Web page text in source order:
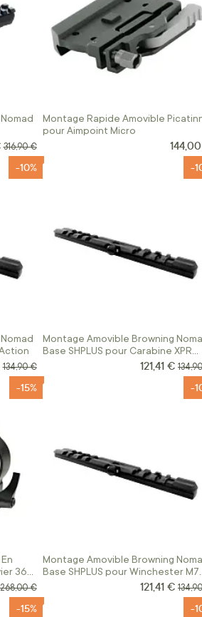
Prix normal
316,90 €
Montage Rapide Amovible
pour Aimpoint Micro
-10%
Prix normal
134,90 €
Montage Amovible Browning
Base SHPLUS pour Carabine XPR
-
Prix Spécial
121,41 € Prix
36
-15%
Prix normal
268,00 €
Montage Amovible Browning
Base SHPLUS pour Winchester M70
-
Prix Spécial
121,41 € Prix
-15% -